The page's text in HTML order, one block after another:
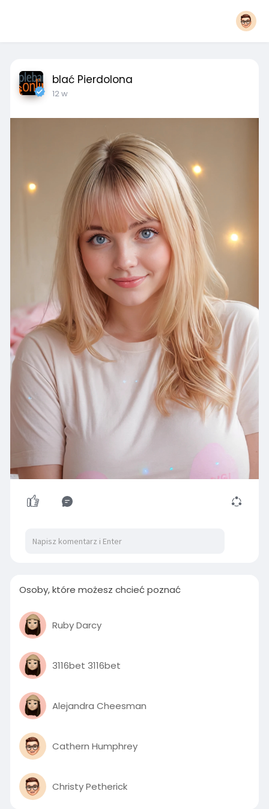
blać Pierdolona
12 w
Osoby, które możesz chcieć poznać
Ruby Darcy
3116bet 3116bet
Alejandra Cheesman
Cathern Humphrey
Christy Petherick